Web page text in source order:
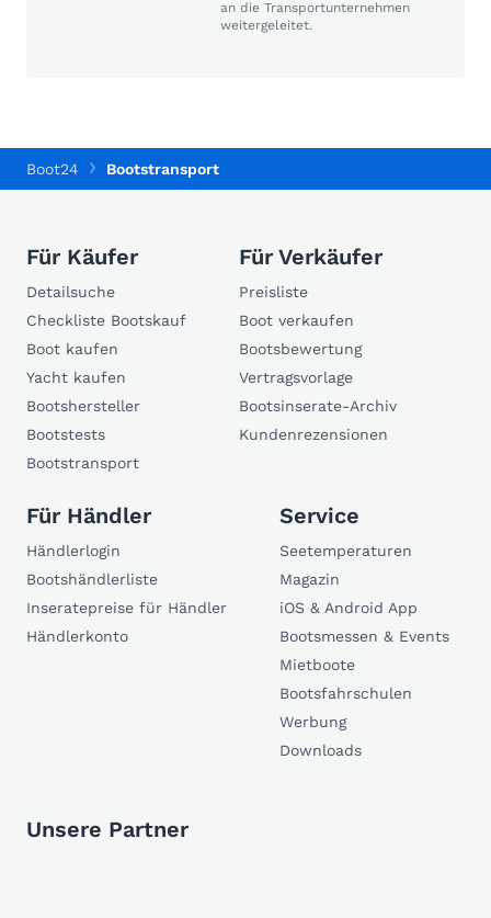
an die Transportunternehmen
weitergeleitet.
Boot24 Bootstransport
Für Käufer
Detailsuche
Checkliste Bootskauf
Boot kaufen
Yacht kaufen
Bootshersteller
Bootstests
Bootstransport
Für Verkäufer
Preisliste
Boot verkaufen
Bootsbewertung
Vertragsvorlage
Bootsinserate-Archiv
Kundenrezensionen
Für Händler
Händlerlogin
Bootshändlerliste
Inseratepreise für Händler
Händlerkonto
Service
Seetemperaturen
Magazin
iOS & Android App
Bootsmessen & Events
Mietboote
Bootsfahrschulen
Werbung
Downloads
Unsere Partner